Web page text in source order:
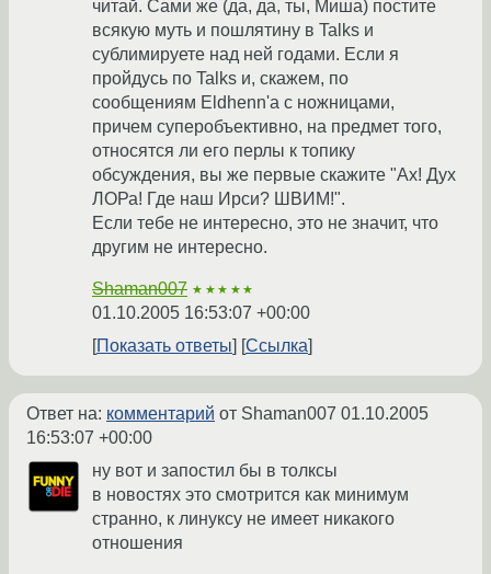
читай. Сами же (да, да, ты, Миша) постите
всякую муть и пошлятину в Talks и
сублимируете над ней годами. Если я
пройдусь по Talks и, скажем, по
сообщениям Eldhenn'a с ножницами,
причем суперобъективно, на предмет того,
относятся ли его перлы к топику
обсуждения, вы же первые скажите "Ах! Дух
ЛОРа! Где наш Ирси? ШВИМ!".
Если тебе не интересно, это не значит, что
другим не интересно.
Shaman007 ★★★★★
01.10.2005 16:53:07 +00:00
Показать ответы
Ссылка
Ответ на: комментарий от Shaman007 01.10.2005
16:53:07 +00:00
ну вот и запостил бы в толксы
в новостях это смотрится как минимум
странно, к линуксу не имеет никакого
отношения